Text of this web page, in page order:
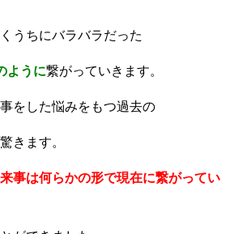
うちにバラバラだった
ように繋がっていきます。
をした悩みをもつ過去の
きます。
事は何らかの形で現在に繋がってい